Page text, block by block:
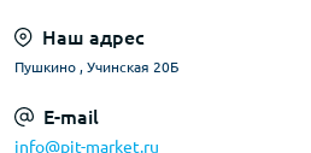
Наш адрес
Пушкино , Учинская 20Б
E-mail
info@pit-market.ru